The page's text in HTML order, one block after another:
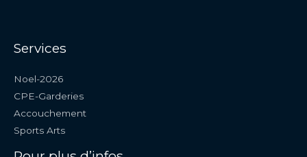
Services
Noel-2026
CPE-Garderies
Accouchement
Sports Arts